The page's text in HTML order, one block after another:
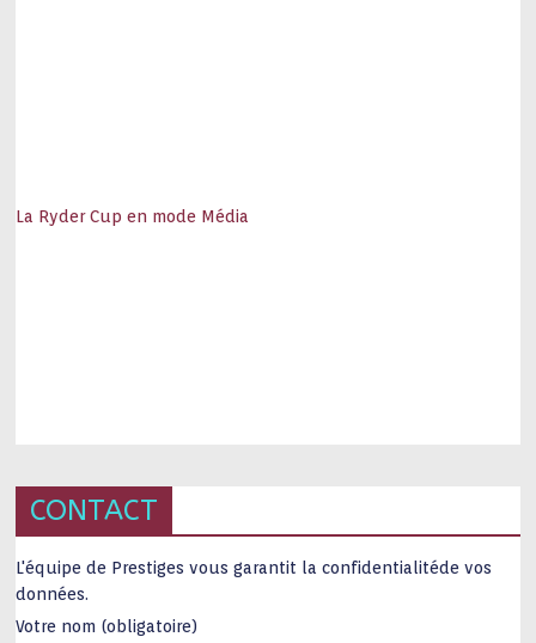
La Ryder Cup en mode Média
CONTACT
L'équipe de Prestiges vous garantit la confidentialitéde vos
données.
Votre nom (obligatoire)